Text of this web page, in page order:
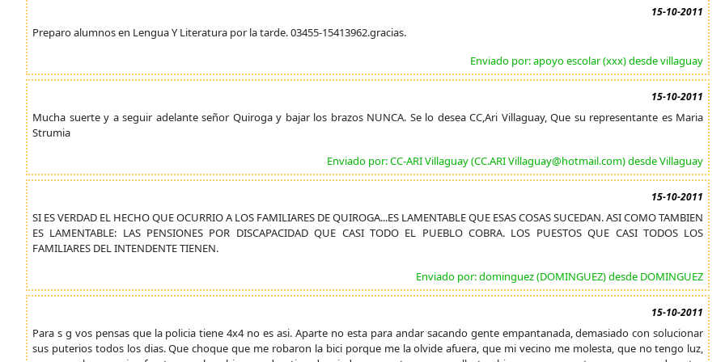
15-10-2011
Preparo alumnos en Lengua Y Literatura por la tarde. 03455-15413962.gracias.
Enviado por: apoyo escolar (xxx) desde villaguay
15-10-2011
Mucha suerte y a seguir adelante señor Quiroga y bajar los brazos NUNCA. Se lo desea CC,Ari Villaguay, Que su representante es Maria
Strumia
Enviado por: CC-ARI Villaguay (CC.ARI Villaguay@hotmail.com) desde Villaguay
15-10-2011
SI ES VERDAD EL HECHO QUE OCURRIO A LOS FAMILIARES DE QUIROGA...ES LAMENTABLE QUE ESAS COSAS SUCEDAN. ASI COMO TAMBIEN
ES LAMENTABLE: LAS PENSIONES POR DISCAPACIDAD QUE CASI TODO EL PUEBLO COBRA. LOS PUESTOS QUE CASI TODOS LOS
FAMILIARES DEL INTENDENTE TIENEN.
Enviado por: dominguez (DOMINGUEZ) desde DOMINGUEZ
15-10-2011
Para s g vos pensas que la policia tiene 4x4 no es asi. Aparte no esta para andar sacando gente empantanada, demasiado con solucionar
sus puterios todos los dias. Que choque que me robaron la bici porque me la olvide afuera, que mi vecino me molesta, que no tengo luz,